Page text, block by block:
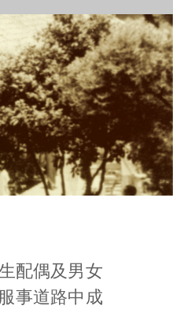
配偶及男女
事道路中成